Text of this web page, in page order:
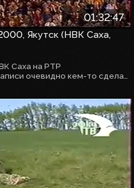
01:32:47
Якутск (НВК Саха,
Саха на РТР